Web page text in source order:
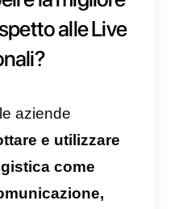
Olark?
di un determinato
tempo reale. Questo
la sua